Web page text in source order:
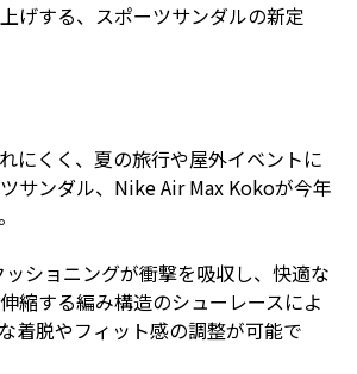
げする、スポーツサンダルの新定
にくく、夏の旅行や屋外イベントに
サンダル、Nike Air Max Kokoが今年
ッショニングが衝撃を吸収し、快適な
縮する編み構造のシューレースによ
着脱やフィット感の調整が可能で